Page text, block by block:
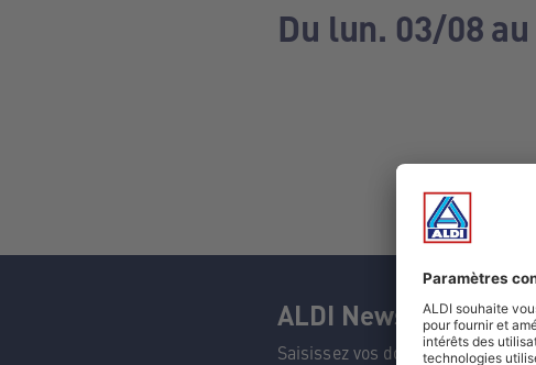
Du lun. 03/08
ALDI Newsletter
Saisissez vos données et ne